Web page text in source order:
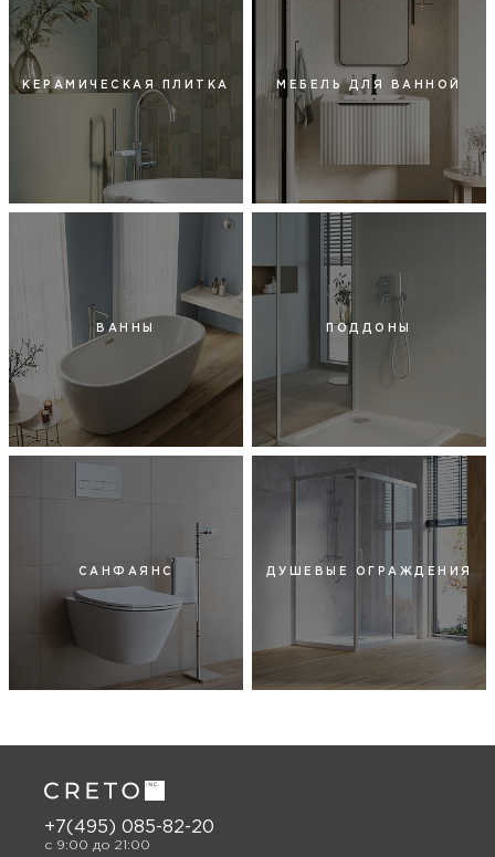
КЕРАМИЧЕСКАЯ ПЛИТКА МЕБЕЛЬ ДЛЯ ВАННОЙ
ВАННЫ ПОДДОНЫ
САНФАЯНС ДУШЕВЫЕ ОГРАЖДЕНИЯ
+7(495) 085-82-20
c 9:00 до 21:00